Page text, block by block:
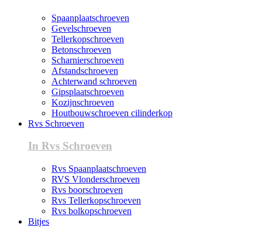
Spaanplaatschroeven
Gevelschroeven
Tellerkopschroeven
Betonschroeven
Scharnierschroeven
Afstandschroeven
Achterwand schroeven
Gipsplaatschroeven
Kozijnschroeven
Houtbouwschroeven cilinderkop
Rvs Schroeven
In Rvs Schroeven
Rvs Spaanplaatschroeven
RVS Vlonderschroeven
Rvs boorschroeven
Rvs Tellerkopschroeven
Rvs bolkopschroeven
Bitjes